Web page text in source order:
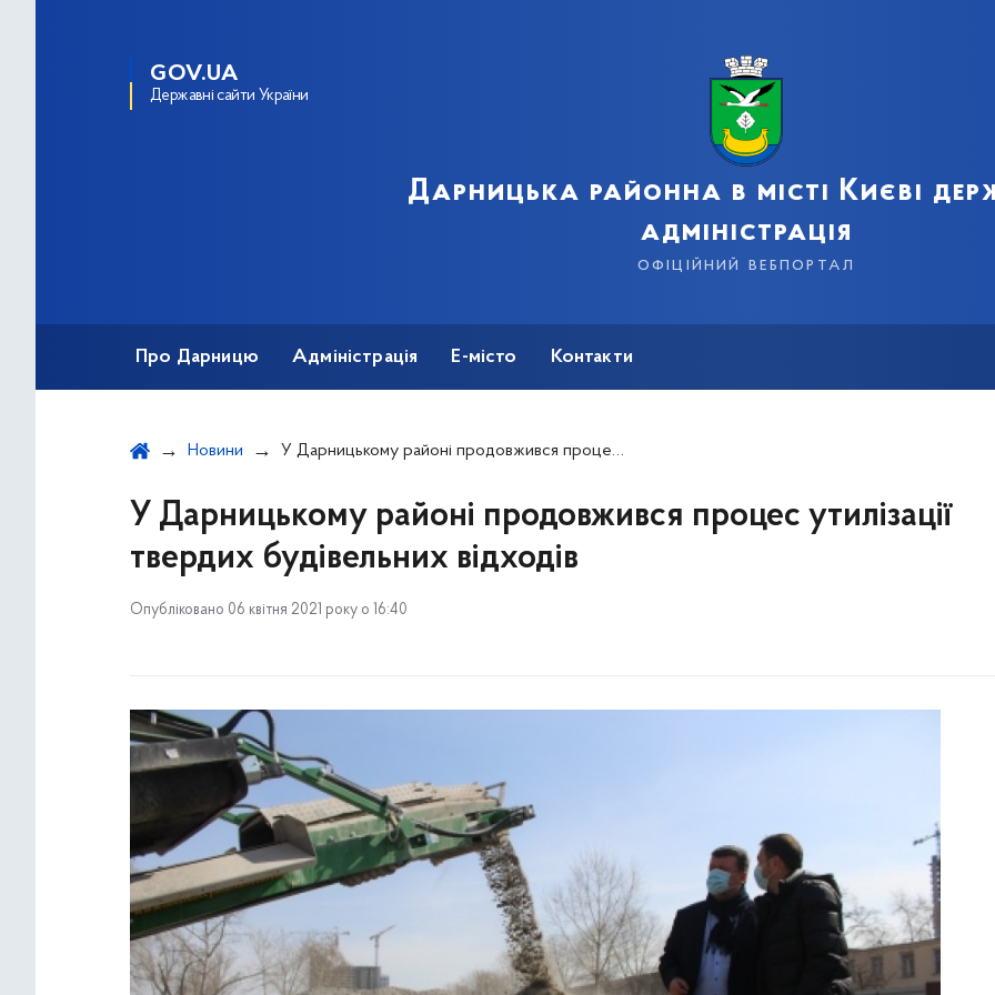
GOV.UA
Державні сайти України
Дарницька районна в місті Києві
адміністрація
офіційний вебпортал
Про Дарницю Адміністрація Е-місто Контакти
Новини У Дарницькому районі продовжився процес утилізації твердих будівельних відходів
У Дарницькому районі продовжився процес утилізації
твердих будівельних відходів
Опубліковано 06 квітня 2021 року о 16:40